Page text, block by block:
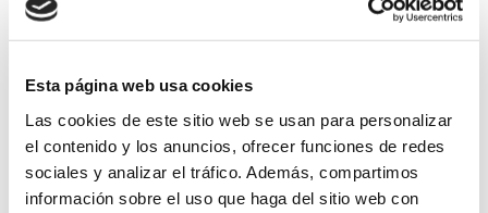
Esta página web usa cookies
Las cookies de este sitio web se usan para personalizar
el contenido y los anuncios, ofrecer funciones de redes
sociales y analizar el tráfico. Además, compartimos
información sobre el uso que haga del sitio web con